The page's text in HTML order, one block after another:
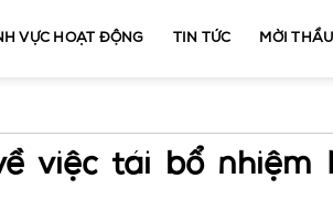
VỰC HOẠT ĐỘNG TIN TỨC MỜI THẦU
việc tái bổ nhiệm